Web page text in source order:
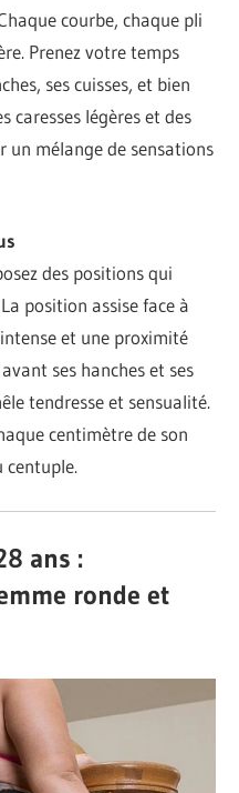
courbe, chaque pli
Prenez votre temps
ses cuisses, et bien
caresses légères et des
un mélange de sensations
des positions qui
position assise face à
et une proximité
ses hanches et ses
tendresse et sensualité.
centimètre de son
centuple.
ans :
ronde et